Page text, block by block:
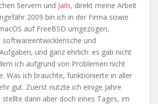
Servern und Jails, direkt meine Arbeit
2009 bin ich in der Firma sowie
auf FreeBSD umgezogen,
und
und ganz ehrlich: es gab nicht
ich aufgrund von Problemen nicht
Was ich brauchte, funktionierte in aller
gut. Zuerst nutzte ich einige Jahre
dann aber doch eines Tages, im